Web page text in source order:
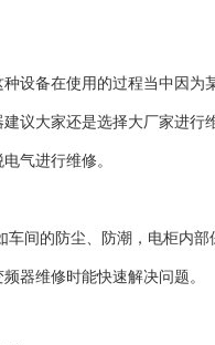
设备在使用的过程当中因
议大家还是选择大厂家进行
气进行维修。
间的防尘、防潮，电柜内
器维修时能快速解决问题。